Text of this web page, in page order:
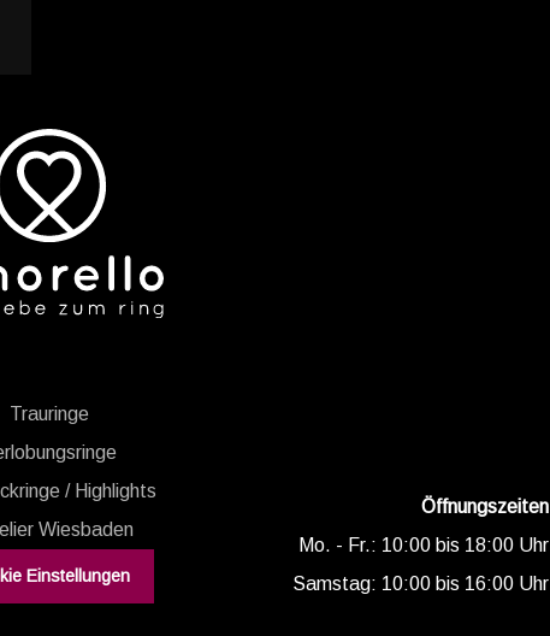
Trauringe
/ Highlights
Wiesbaden
Einstellungen
Öffnungszeiten
Mo. - Fr.: 10:00 bis 18:00 Uhr
Samstag: 10:00 bis 16:00 Uhr